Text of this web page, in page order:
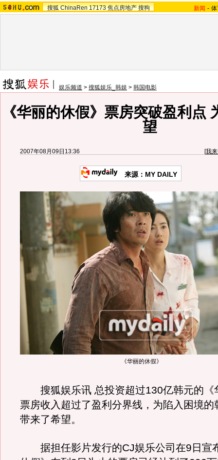
搜狐 ChinaRen 17173 焦点房地产 搜狗 新闻 -
娱乐频道 > 搜狐娱乐_韩娱 > 韩国电影
《华丽的休假》票房突破盈利点
望
2007年08月09日13:36 [我
来源：MY DAILY
《华丽的休假》
搜狐娱乐讯 总投资超过130亿韩元的《
票房收入超过了盈利分界线，为陷入困境的
带来了希望。
据担任影片发行的CJ娱乐公司在9日宣